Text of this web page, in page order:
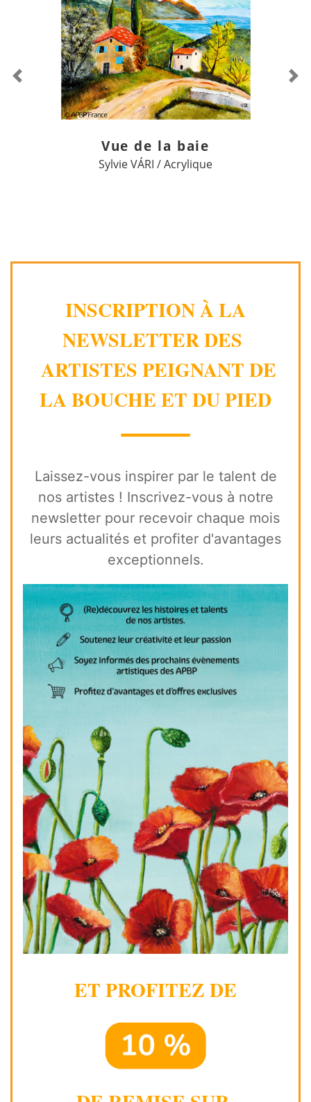
Vue de la baie
Sylvie VÁRI / Acrylique
Previous
INSCRIPTION À LA
NEWSLETTER DES
ARTISTES PEIGNANT DE
LA BOUCHE ET DU PIED
⸻
Laissez-vous inspirer par le talent de
nos artistes ! Inscrivez-vous à notre
newsletter pour recevoir chaque mois
leurs actualités et profiter d'avantages
exceptionnels.
ET PROFITEZ DE